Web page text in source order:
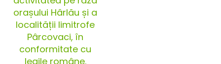
orașului Hârlău și a
localității limitrofe
Pârcovaci, în
conformitate cu
legile române.